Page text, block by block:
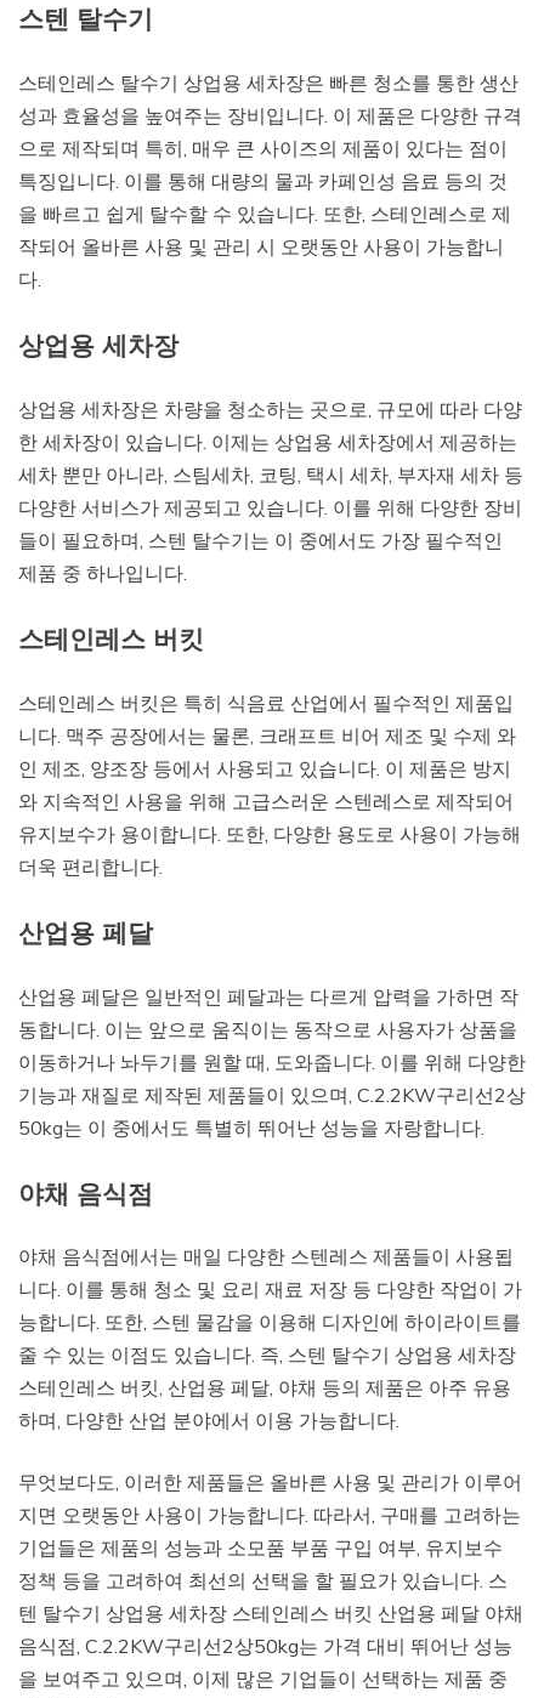
스텐 탈수기
스테인레스 탈수기 상업용 세차장은 빠른 청소를 통한 생산
성과 효율성을 높여주는 장비입니다. 이 제품은 다양한 규격
으로 제작되며 특히, 매우 큰 사이즈의 제품이 있다는 점이
특징입니다. 이를 통해 대량의 물과 카페인성 음료 등의 것
을 빠르고 쉽게 탈수할 수 있습니다. 또한, 스테인레스로 제
작되어 올바른 사용 및 관리 시 오랫동안 사용이 가능합니
다.
상업용 세차장
상업용 세차장은 차량을 청소하는 곳으로, 규모에 따라 다양
한 세차장이 있습니다. 이제는 상업용 세차장에서 제공하는
세차 뿐만 아니라, 스팀세차, 코팅, 택시 세차, 부자재 세차 등
다양한 서비스가 제공되고 있습니다. 이를 위해 다양한 장비
들이 필요하며, 스텐 탈수기는 이 중에서도 가장 필수적인
제품 중 하나입니다.
스테인레스 버킷
스테인레스 버킷은 특히 식음료 산업에서 필수적인 제품입
니다. 맥주 공장에서는 물론, 크래프트 비어 제조 및 수제 와
인 제조, 양조장 등에서 사용되고 있습니다. 이 제품은 방지
와 지속적인 사용을 위해 고급스러운 스텐레스로 제작되어
유지보수가 용이합니다. 또한, 다양한 용도로 사용이 가능해
더욱 편리합니다.
산업용 페달
산업용 페달은 일반적인 페달과는 다르게 압력을 가하면 작
동합니다. 이는 앞으로 움직이는 동작으로 사용자가 상품을
이동하거나 놔두기를 원할 때, 도와줍니다. 이를 위해 다양한
기능과 재질로 제작된 제품들이 있으며, C.2.2KW구리선2상
50kg는 이 중에서도 특별히 뛰어난 성능을 자랑합니다.
야채 음식점
야채 음식점에서는 매일 다양한 스텐레스 제품들이 사용됩
니다. 이를 통해 청소 및 요리 재료 저장 등 다양한 작업이 가
능합니다. 또한, 스텐 물감을 이용해 디자인에 하이라이트를
줄 수 있는 이점도 있습니다. 즉, 스텐 탈수기 상업용 세차장
스테인레스 버킷, 산업용 페달, 야채 등의 제품은 아주 유용
하며, 다양한 산업 분야에서 이용 가능합니다.
무엇보다도, 이러한 제품들은 올바른 사용 및 관리가 이루어
지면 오랫동안 사용이 가능합니다. 따라서, 구매를 고려하는
기업들은 제품의 성능과 소모품 부품 구입 여부, 유지보수
정책 등을 고려하여 최선의 선택을 할 필요가 있습니다. 스
텐 탈수기 상업용 세차장 스테인레스 버킷 산업용 페달 야채
음식점, C.2.2KW구리선2상50kg는 가격 대비 뛰어난 성능
을 보여주고 있으며, 이제 많은 기업들이 선택하는 제품 중